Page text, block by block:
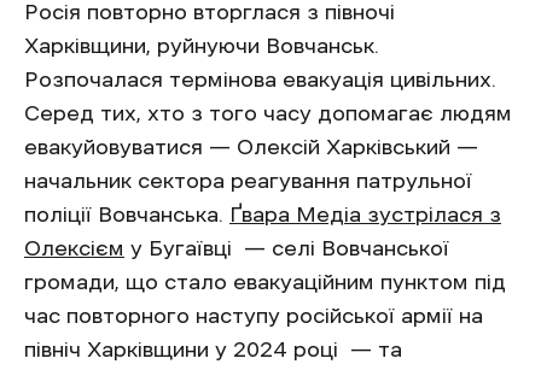
Росія повторно вторглася з півночі
Харківщини, руйнуючи Вовчанськ.
Розпочалася термінова евакуація цивільних.
Серед тих, хто з того часу допомагає людям
евакуйовуватися — Олексій Харківський —
начальник сектора реагування патрульної
поліції Вовчанська. Ґвара Медіа зустрілася з
Олексієм у Бугаївці — селі Вовчанської
громади, що стало евакуаційним пунктом під
час повторного наступу російської армії на
північ Харківщини у 2024 році — та